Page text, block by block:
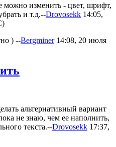
можно изменить - цвет, шрифт,
и т.д.--Drovosekk 14:05,
) --Bergminer14:08, 20 июля
альтернативный вариант
не знаю, чем ее наполнить,
текста.--Drovosekk 17:37,